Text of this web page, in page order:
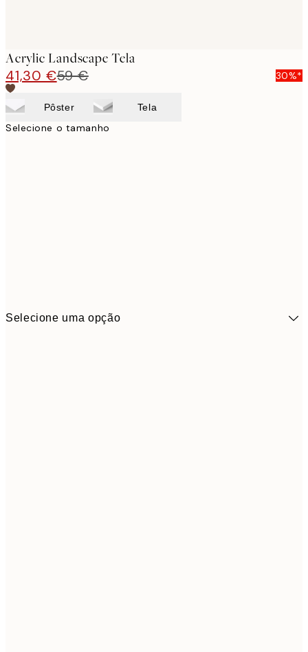
Acrylic Landscape Tela
41,30 €59 € 30%*
Pôster Tela
Selecione o tamanho
Selecione uma opção